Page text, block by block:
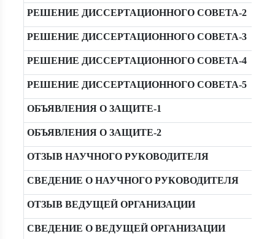
РЕШЕНИЕ ДИССЕРТАЦИОННОГО СОВЕТА-2
РЕШЕНИЕ ДИССЕРТАЦИОННОГО СОВЕТА-3
РЕШЕНИЕ ДИССЕРТАЦИОННОГО СОВЕТА-4
РЕШЕНИЕ ДИССЕРТАЦИОННОГО СОВЕТА-5
ОБЪЯВЛЕНИЯ О ЗАЩИТЕ-1
ОБЪЯВЛЕНИЯ О ЗАЩИТЕ-2
ОТЗЫВ НАУЧНОГО РУКОВОДИТЕЛЯ
СВЕДЕНИЕ О НАУЧНОГО РУКОВОДИТЕЛЯ
ОТЗЫВ ВЕДУЩЕЙ ОРГАНИЗАЦИИ
СВЕДЕНИЕ О ВЕДУЩЕЙ ОРГАНИЗАЦИИ